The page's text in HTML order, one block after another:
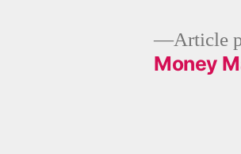
Navigation
Article
Money